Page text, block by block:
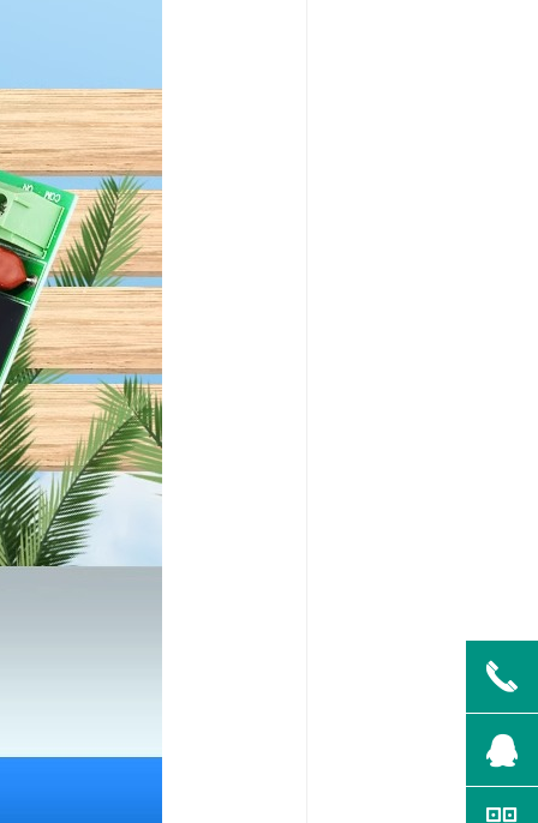
끅
뀩